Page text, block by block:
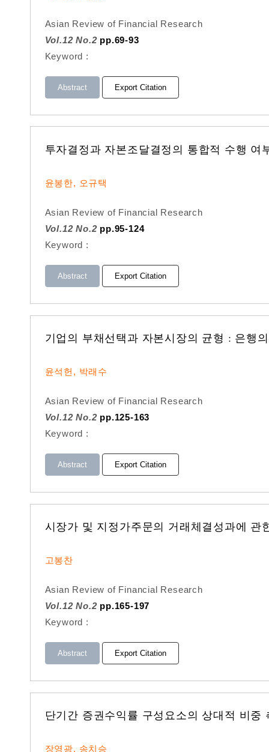
Asian Review of Financial Research
Vol.12 No.2 pp.69-93
Keyword :
Abstract Export Citation
투자결정과 자본조달결정의 통합적 수행 여
윤봉한, 오규택
Asian Review of Financial Research
Vol.12 No.2 pp.95-124
Keyword :
Abstract Export Citation
기업의 부채선택과 자본시장의 균형 : 은행
윤석헌, 박래수
Asian Review of Financial Research
Vol.12 No.2 pp.125-163
Keyword :
Abstract Export Citation
시장가 및 지정가주문의 거래체결성과에 관
고봉찬
Asian Review of Financial Research
Vol.12 No.2 pp.165-197
Keyword :
Abstract Export Citation
단기간 증권수익률 구성요소의 상대적 비
장영광, 송치승